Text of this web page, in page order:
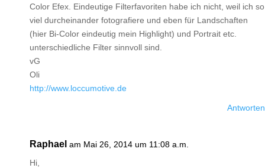
Color Efex. Eindeutige Filterfavoriten habe ich nicht, weil ich so
viel durcheinander fotografiere und eben für Landschaften
(hier Bi-Color eindeutig mein Highlight) und Portrait etc.
unterschiedliche Filter sinnvoll sind.
vG
Oli
http://www.loccumotive.de
Antworten
Raphael am Mai 26, 2014 um 11:08 a.m.
Hi,